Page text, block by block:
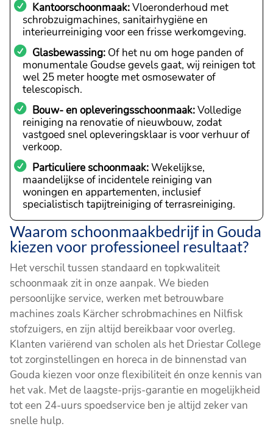
Kantoorschoonmaak:Vloeronderhoud met
schrobzuigmachines, sanitairhygiëne en
interieurreiniging voor een frisse werkomgeving.
Glasbewassing: Of het nu om hoge panden of
monumentale Goudse gevels gaat, wij reinigen tot
wel 25 meter hoogte met osmosewater of
telescopisch.
Bouw- en opleveringsschoonmaak:Volledige
reiniging na renovatie of nieuwbouw, zodat
vastgoed snel opleveringsklaar is voor verhuur of
verkoop.
Particuliere schoonmaak:Wekelijkse,
maandelijkse of incidentele reiniging van
woningen en appartementen, inclusief
specialistisch tapijtreiniging of terrasreiniging.
Waarom schoonmaakbedrijf in Gouda
kiezen voor professioneel resultaat?
Het verschil tussen standaard en topkwaliteit
schoonmaak zit in onze aanpak. We bieden
persoonlijke service, werken met betrouwbare
machines zoals Kärcher schrobmachines en Nilfisk
stofzuigers, en zijn altijd bereikbaar voor overleg.
Klanten variërend van scholen als het Driestar College
tot zorginstellingen en horeca in de binnenstad van
Gouda kiezen voor onze flexibiliteit én onze kennis van
het vak. Met de laagste-prijs-garantie en mogelijkheid
tot een 24-uurs spoedservice ben je altijd zeker van
snelle hulp.